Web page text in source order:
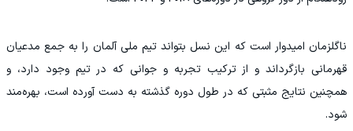
ناگلزمان امیدوار است که این نسل بتواند تیم ملی آلمان را به جمع مدعیان
قهرمانی بازگرداند و از ترکیب تجربه و جوانی که در تیم وجود دارد، و
همچنین نتایج مثبتی که در طول دوره گذشته به دست آورده است، بهره‌مند
شود.